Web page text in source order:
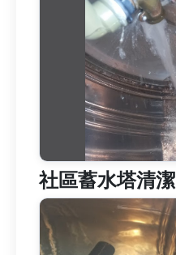
社區蓄水塔清潔